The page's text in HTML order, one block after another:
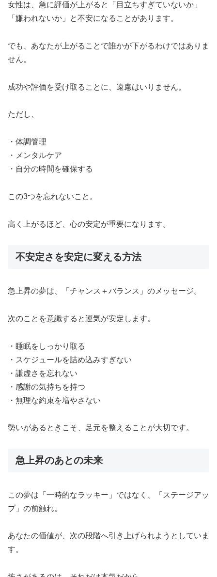
女性は、急に評価が上がると「目立ちすぎていないか」
「嫌われないか」と不安になることがあります。
でも、あなたが上がることで誰かが下がるわけではありま
せん。
成功や評価を受け取ることに、遠慮はいりません。
ただし、
・体調管理
・メンタルケア
・自分の時間を確保する
この3つを忘れないこと。
高く上がるほど、心の安定が重要になります。
不安定さを安定に変える方法
急上昇の夢は、「チャンス＋バランス」のメッセージ。
次のことを意識すると運気が安定します。
・睡眠をしっかり取る
・スケジュールを詰め込みすぎない
・謙虚さを忘れない
・感謝の気持ちを持つ
・無理な約束を増やさない
勢いがあるときこそ、足元を整えることが大切です。
急上昇のあとの未来
この夢は「一時的なラッキー」ではなく、「ステージアッ
プ」の前触れ。
あなたの価値が、次の段階へ引き上げられようとしていま
す。